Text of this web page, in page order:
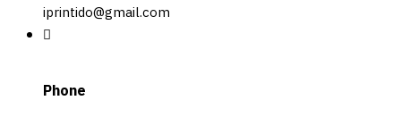
iprintido@gmail.com
Phone